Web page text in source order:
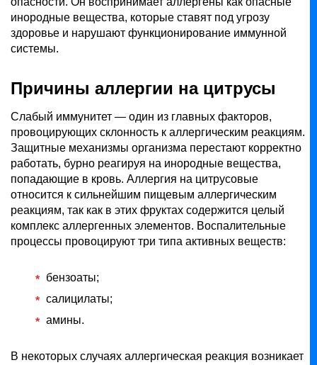
инородные вещества, которые ставят под угрозу
здоровье и нарушают функционирование иммунной
системы.
Причины аллергии на цитрусы
Слабый иммунитет — один из главных факторов,
провоцирующих склонность к аллергическим реакциям.
Защитные механизмы организма перестают корректно
работать, бурно реагируя на инородные вещества,
попадающие в кровь. Аллергия на цитрусовые
относится к сильнейшим пищевым аллергическим
реакциям, так как в этих фруктах содержится целый
комплекс аллергенных элементов. Воспалительные
процессы провоцируют три типа активных веществ:
бензоаты;
салицилаты;
амины.
В некоторых случаях аллергическая реакция возникает